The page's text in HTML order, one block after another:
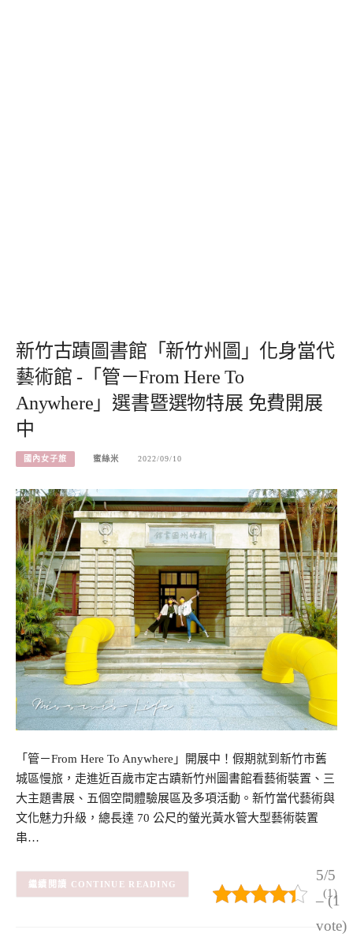
新竹古蹟圖書館「新竹州圖」化身當代
藝術館 -「管－From Here To
Anywhere」選書暨選物特展 免費開展
中
國內女子旅 蜜絲米 2022/09/10
「管－From Here To Anywhere」開展中！假期就到新竹市舊
城區慢旅，走進近百歲市定古蹟新竹州圖書館看藝術裝置、三
大主題書展、五個空間體驗展區及多項活動。新竹當代藝術與
文化魅力升級，總長達 70 公尺的螢光黃水管大型藝術裝置
串…
5/5
– (1
vote)
(1)
CONTINUE READING